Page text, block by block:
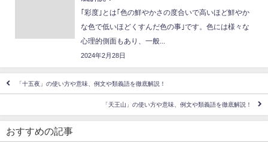
｢彩度｣とは｢色の鮮やかさの度合いで高いほど鮮やか
な色で低いほどくすんだ色の事｣です。色には様々な
心理的側面もあり、一般...
2024年2月28日
「十五夜」の使い方や意味、例文や類義語を徹底解説！
「天王山」の使い方や意味、例文や類義語を徹底解説！
おすすめの記事